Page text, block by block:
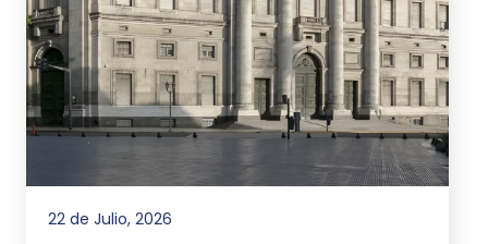
22 de Julio, 2026